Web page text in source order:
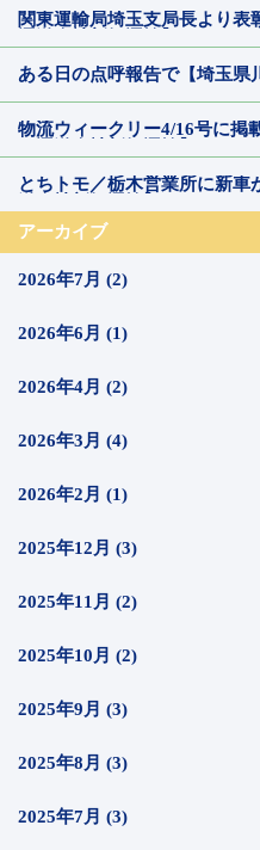
関東運輸局埼玉支局長より表
ある日の点呼報告で【埼玉県
物流ウィークリー4/16号に掲
とちトモ／栃木営業所に新車
アーカイブ
2026年7月 (2)
2026年6月 (1)
2026年4月 (2)
2026年3月 (4)
2026年2月 (1)
2025年12月 (3)
2025年11月 (2)
2025年10月 (2)
2025年9月 (3)
2025年8月 (3)
2025年7月 (3)